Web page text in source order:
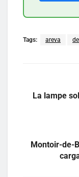
Tags: areva
La lampe
Montoir-de-